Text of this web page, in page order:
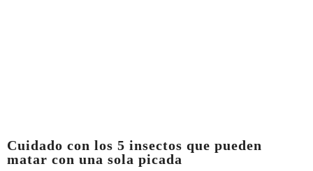
Cuidado con los 5 insectos que pueden
matar con una sola picada